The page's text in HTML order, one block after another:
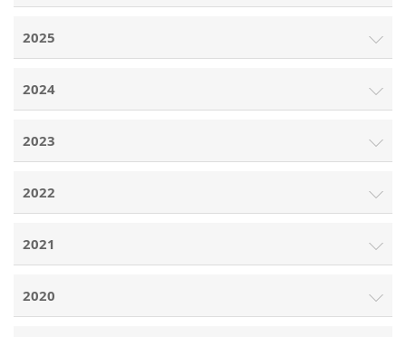
2025
2024
2023
2022
2021
2020